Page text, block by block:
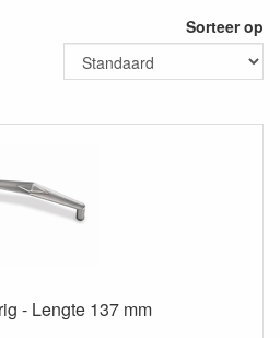
Sorteer op
- Lengte 137 mm